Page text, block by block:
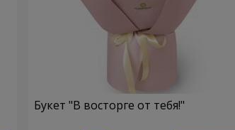
Букет "В восторге от тебя!"